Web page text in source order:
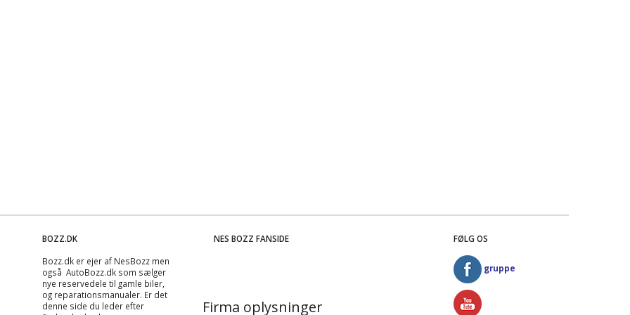
BOZZ.DK
Bozz.dk er ejer af NesBozz men
også AutoBozz.dk som sælger
nye reservedele til gamle biler,
og reparationsmanualer. Er det
denne side du leder efter
NES BOZZ FANSIDE
Firma oplysninger
FØLG OS
gruppe